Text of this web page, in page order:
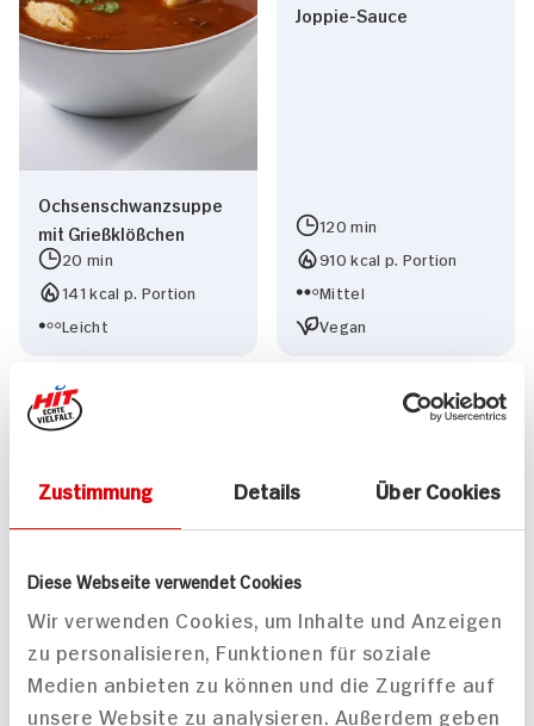
Zustimmung Details Über Cookies
Diese Webseite verwendet Cookies
Wir verwenden Cookies, um Inhalte und Anzeigen
zu personalisieren, Funktionen für soziale
Medien anbieten zu können und die Zugriffe auf
unsere Website zu analysieren. Außerdem geben
Ochsenschwanzsuppe
mit Grießklößchen
20 min
141 kcal p. Portion
Leicht
Joppie-Sauce
120 min
910 kcal p. Portion
Mittel
Vegan
Grießnocken
150 min
590 kcal p. Portion
Honigtomaten
75 min
1.509 kcal p. Portion
Mittel